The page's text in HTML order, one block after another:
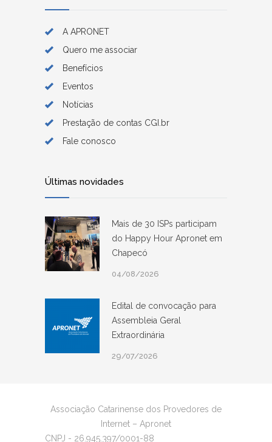
A APRONET
Quero me associar
Benefícios
Eventos
Notícias
Prestação de contas CGI.br
Fale conosco
Últimas novidades
Mais de 30 ISPs participam
do Happy Hour Apronet em
Chapecó
04/08/2026
Edital de convocação para
Assembleia Geral
Extraordinária
29/07/2026
Associação Catarinense dos Provedores de
Internet – Apronet
CNPJ - 26.945.397/0001-88